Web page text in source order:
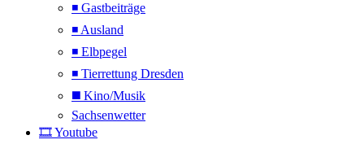
◾ Gastbeiträge
◾ Ausland
◾ Elbpegel
◾ Tierrettung Dresden
◼️ Kino/Musik
Sachsenwetter
🎞️ Youtube